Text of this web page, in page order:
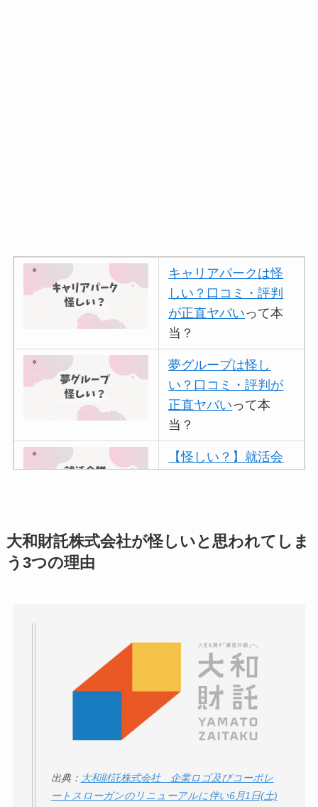
キャリアパークは怪
しい？口コミ・評判
が正直ヤバいって本
当？
夢グループは怪し
い？口コミ・評判が
正直ヤバいって本
当？
【怪しい？】就活会
アトムクリニックは
ータバンクの口コ
ミ・評判は実際ど
う？
【怪しい？】セルプ
ロモート株式会社の
どう？
大和財託株式会社が怪しいと思われてしま
う3つの理由
出典： 大和財託株式会社 企業ロゴ及びコーポレ
ートスローガンのリニューアルに伴い6月1日(土)